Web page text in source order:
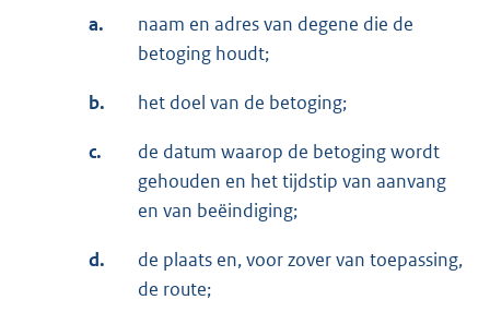
a.
naam en adres van degene die de
betoging houdt;
b. het doel van de betoging;
c.
de datum waarop de betoging wordt
gehouden en het tijdstip van aanvang
en van beëindiging;
d.
de plaats en, voor zover van toepassing,
de route;